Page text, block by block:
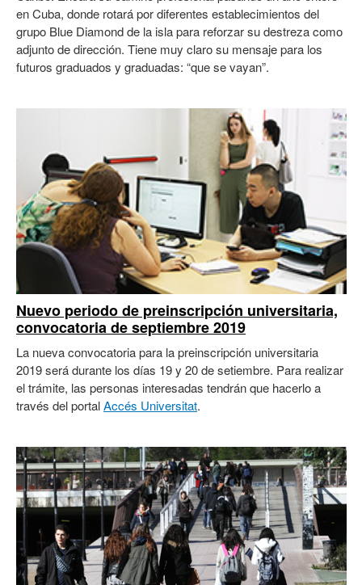
en Cuba, donde rotará por diferentes establecimientos del
grupo Blue Diamond de la isla para reforzar su destreza como
adjunto de dirección. Tiene muy claro su mensaje para los
futuros graduados y graduadas: “que se vayan”.
Nuevo periodo de preinscripción universitaria,
convocatoria de septiembre 2019
La nueva convocatoria para la preinscripción universitaria
2019 será durante los días 19 y 20 de setiembre. Para realizar
el trámite, las personas interesadas tendrán que hacerlo a
través del portalAccés Universitat.